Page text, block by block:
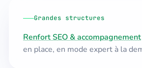
Grandes structures
Renfort SEO & accompagnement
en place, en mode expert à la